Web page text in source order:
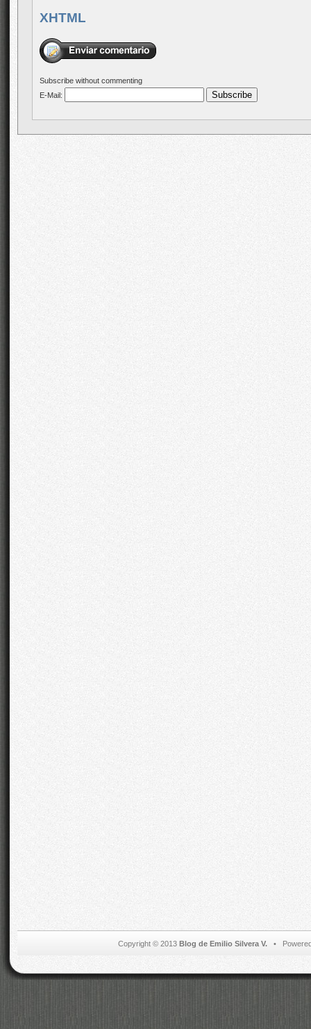
XHTML
Subscribe without commenting
E-Mail:
Copyright © 2013 Blog de Emilio Silvera V.•